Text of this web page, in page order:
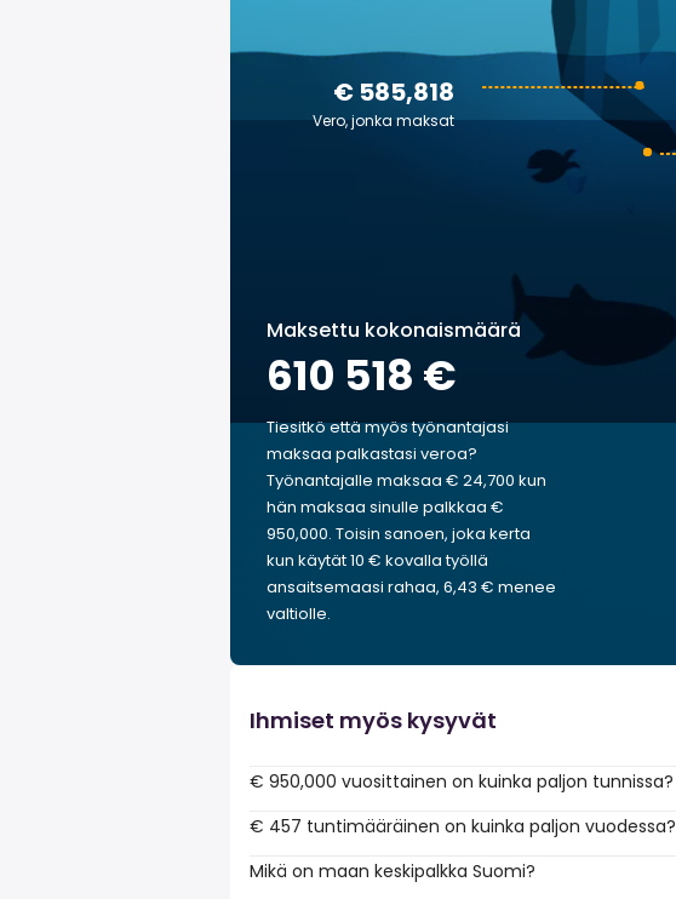
€ 585,818
Vero, jonka maksat
Maksettu kokonaismäärä
610 518 €
Tiesitkö että myös työnantajasi
maksaa palkastasi veroa?
Työnantajalle maksaa € 24,700 kun
hän maksaa sinulle palkkaa €
950,000. Toisin sanoen, joka kerta
kun käytät 10 € kovalla työllä
ansaitsemaasi rahaa, 6,43 € menee
valtiolle.
Ihmiset myös kysyvät
€ 950,000 vuosittainen on kuinka paljon tunnissa?
€ 457 tuntimääräinen on kuinka paljon vuodessa?
Mikä on maan keskipalkka Suomi?